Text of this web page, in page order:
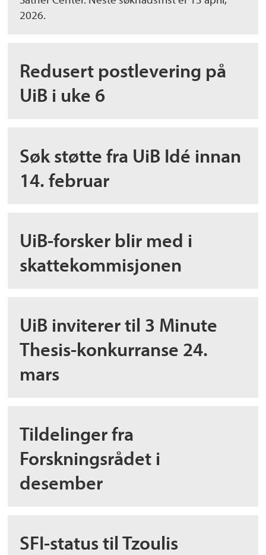
2026.
Redusert postlevering på
UiB i uke 6
Søk støtte fra UiB Idé innan
14. februar
UiB-forsker blir med i
skattekommisjonen
UiB inviterer til 3 Minute
Thesis-konkurranse 24.
mars
Tildelinger fra
Forskningsrådet i
desember
SFI-status til Tzoulis